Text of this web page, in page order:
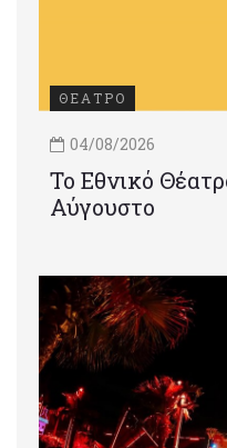
ΘΕΑΤΡΟ
04/08/2026
Το Εθνικό
Αύγουστο